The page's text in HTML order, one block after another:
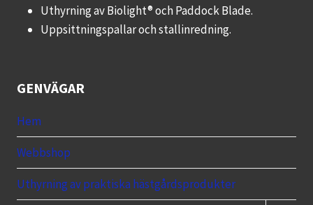
Uthyrning av Biolight® och Paddock Blade.
Uppsittningspallar och stallinredning.
GENVÄGAR
Hem
Webbshop
Uthyrning av praktiska hästgårdsprodukter